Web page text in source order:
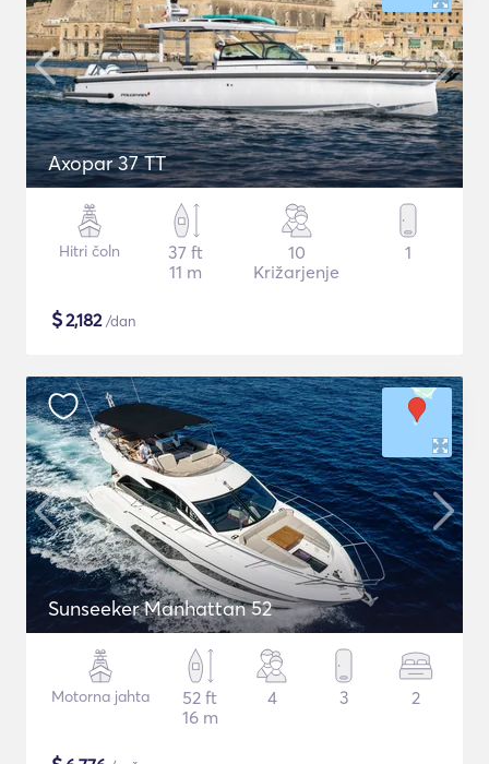
Axopar 37 TT
Hitri čoln
37 ft
11 m
10
Križarjenje
1
$2,182/dan
Sunseeker Manhattan 52
Motorna jahta
52 ft
16 m
4 3 2